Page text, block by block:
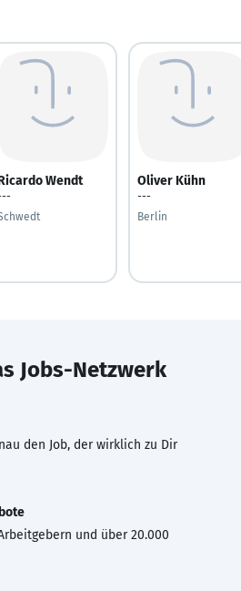
Wendt Oliver Kühn
---
Berlin
Jobs-Netzwerk
den Job, der wirklich zu Dir
und über 20.000